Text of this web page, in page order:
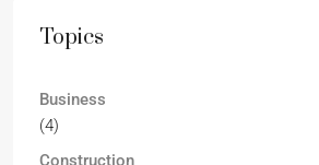
Topics
Business
(4)
Construction